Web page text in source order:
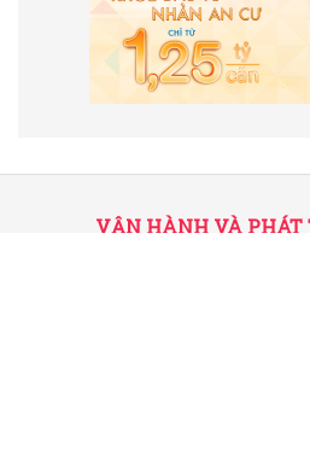
VẬN HÀNH VÀ PHÁT